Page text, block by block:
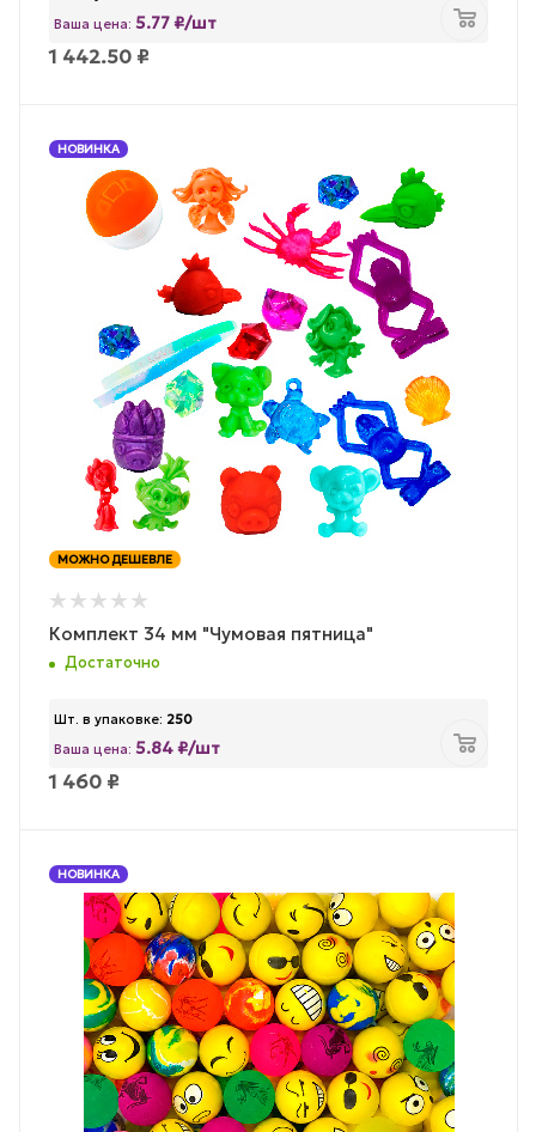
Ваша цена: 5.77 ₽/шт
1 442.50 ₽
НОВИНКА
МОЖНО ДЕШЕВЛЕ
Комплект 34 мм "Чумовая пятница"
Достаточно
Шт. в упаковке: 250
Ваша цена: 5.84 ₽/шт
1 460 ₽
НОВИНКА